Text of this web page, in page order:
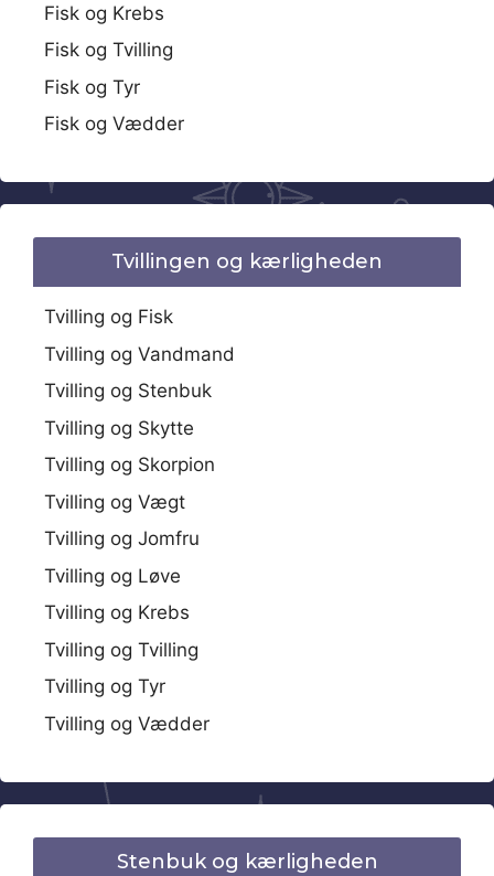
Fisk og Krebs
Fisk og Tvilling
Fisk og Tyr
Fisk og Vædder
Tvillingen og kærligheden
Tvilling og Fisk
Tvilling og Vandmand
Tvilling og Stenbuk
Tvilling og Skytte
Tvilling og Skorpion
Tvilling og Vægt
Tvilling og Jomfru
Tvilling og Løve
Tvilling og Krebs
Tvilling og Tvilling
Tvilling og Tyr
Tvilling og Vædder
Stenbuk og kærligheden